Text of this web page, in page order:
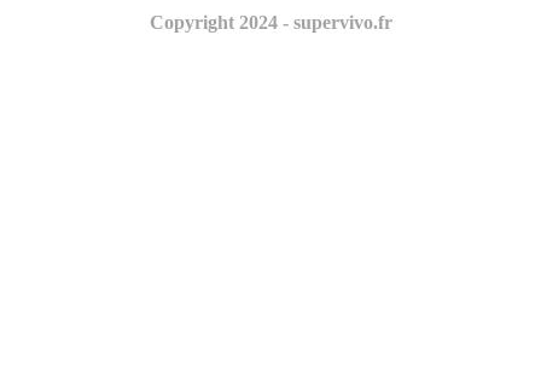
Copyright 2024 - supervivo.fr